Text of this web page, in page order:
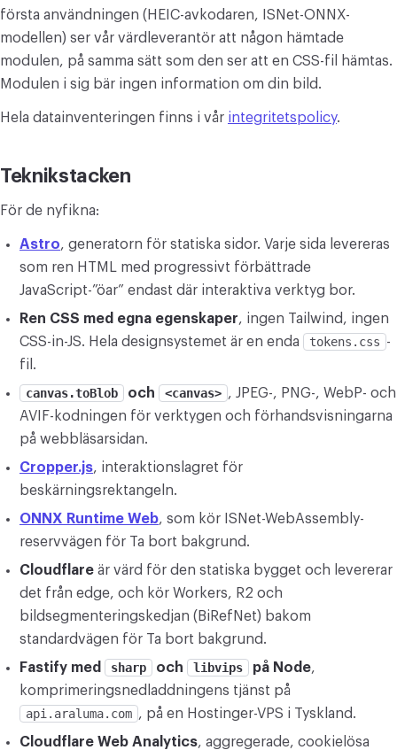
första användningen (HEIC-avkodaren, ISNet-ONNX-
modellen) ser vår värdleverantör att någon hämtade
modulen, på samma sätt som den ser att en CSS-fil hämtas.
Modulen i sig bär ingen information om din bild.
Hela datainventeringen finns i vår integritetspolicy.
Teknikstacken
För de nyfikna:
Astro, generatorn för statiska sidor. Varje sida levereras
som ren HTML med progressivt förbättrade
JavaScript-”öar” endast där interaktiva verktyg bor.
Ren CSS med egna egenskaper, ingen Tailwind, ingen
CSS-in-JS. Hela designsystemet är en enda
tokens.css -
fil.
canvas.toBlob
och <canvas> , JPEG-, PNG-, WebP- och
AVIF-kodningen för verktygen och förhandsvisningarna
på webbläsarsidan.
Cropper.js, interaktionslagret för
beskärningsrektangeln.
ONNX Runtime Web, som kör ISNet-WebAssembly-
reservvägen för Ta bort bakgrund.
Cloudflare är värd för den statiska bygget och levererar
det från edge, och kör Workers, R2 och
bildsegmenteringskedjan (BiRefNet) bakom
standardvägen för Ta bort bakgrund.
Fastify med
sharp och libvips på Node,
komprimeringsnedladdningens tjänst på
api.araluma.com , på en Hostinger-VPS i Tyskland.
Cloudflare Web Analytics, aggregerade, cookielösa